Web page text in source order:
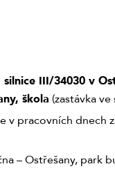
silnice III/34030 v
škola (zastávka
v pracovních dnech
– Ostřešany, park